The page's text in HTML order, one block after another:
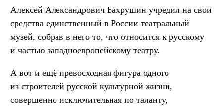
Алексей Александрович Бахрушин учредил на свои
средства единственный в России театральный
музей, собрав в него то, что относится к русскому
и частью западноевропейскому театру.
А вот и ещё превосходная фигура одного
из строителей русской культурной жизни,
совершенно исключительная по таланту,